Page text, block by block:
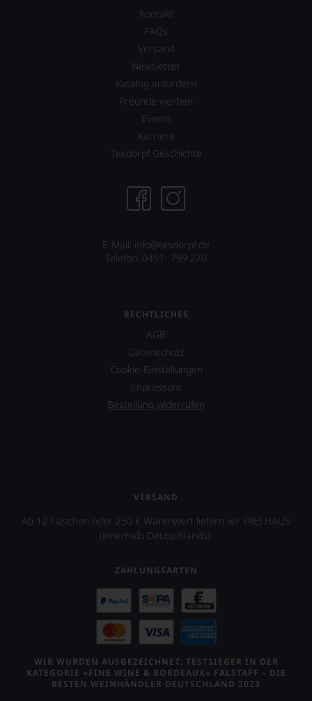
Kontakt
FAQs
Versand
Newsletter
Katalog anfordern
Freunde werben
Events
Karriere
Tesdorpf Geschichte
E-Mail: info@tesdorpf.de
Telefon: 0451- 799 270
RECHTLICHES
AGB
Datenschutz
Cookie-Einstellungen
Impressum
Bestellung widerrufen
VERSAND
Ab 12 Flaschen oder 250 € Warenwert liefern wir FREI HAUS
(innerhalb Deutschlands).
ZAHLUNGSARTEN
WIR WURDEN AUSGEZEICHNET: TESTSIEGER IN DER
KATEGORIE »FINE WINE & BORDEAUX« FALSTAFF – DIE
BESTEN WEINHÄNDLER DEUTSCHLAND 2023